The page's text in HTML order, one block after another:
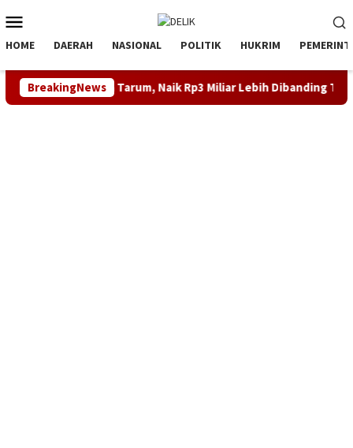
ke
kontenMobile
HOME DAERAH NASIONAL POLITIK HUKRIM
BreakingNews
Tirta Tarum, Naik Rp3 Miliar Lebih Dibanding Tahun